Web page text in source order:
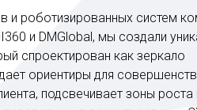
и роботизированных систем
и DMGlobal, мы создали
спроектирован как зеркало
ориентиры для
подсвечивает зоны роста